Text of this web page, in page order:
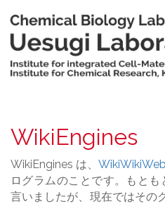
WikiEngines
WikiEngines は、 WikiWikiWeb
ログラムのことです。もと
言いましたが、現在ではその